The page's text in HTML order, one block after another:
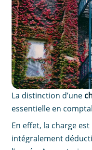
La distinction d’une
essentielle en
En effet, la charge
intégralement